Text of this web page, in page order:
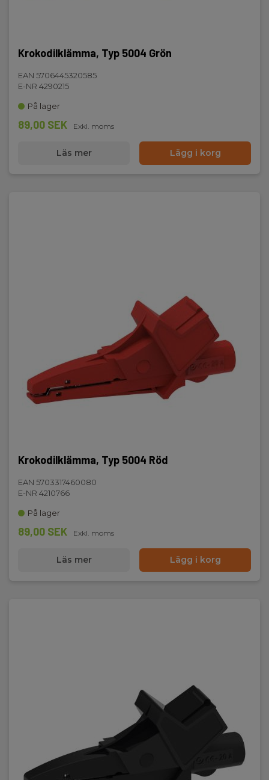
Krokodilklämma, Typ 5004 Grön
EAN 5706445320585
E-NR 4290215
På lager
89,00 SEK Exkl. moms
Läs mer Lägg i korg
Krokodilklämma, Typ 5004 Röd
EAN 5703317460080
E-NR 4210766
På lager
89,00 SEK Exkl. moms
Läs mer Lägg i korg